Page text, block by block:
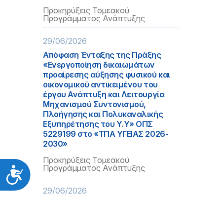
Προσιτότητα
Προκηρύξεις Τομεακού
Προγράμματος Ανάπτυξης
29/06/2026
Απόφαση Ένταξης της Πράξης
«Ενεργοποίηση δικαιωμάτων
προαίρεσης αύξησης φυσικού και
οικονομικού αντικειμένου του
έργου Ανάπτυξη και Λειτουργία
Μηχανισμού Συντονισμού,
Πλοήγησης και Πολυκαναλικής
Εξυπηρέτησης του Υ.Υ» ΟΠΣ
5229199 στο «ΤΠΑ ΥΓΕΙΑΣ 2026-
2030»
Προκηρύξεις Τομεακού
Προγράμματος Ανάπτυξης
29/06/2026